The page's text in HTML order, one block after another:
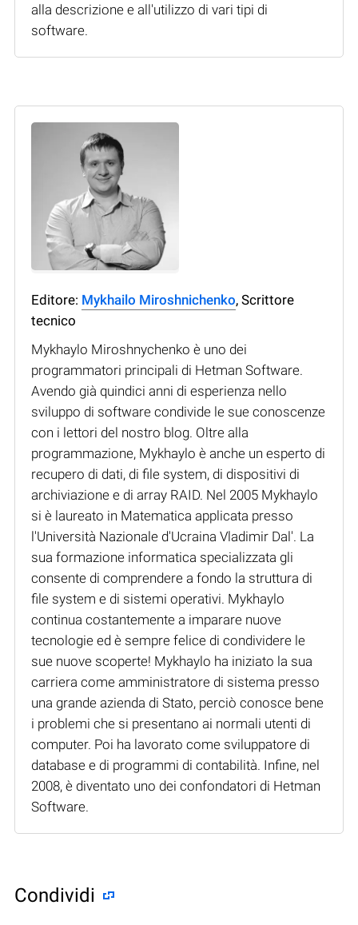
alla descrizione e all'utilizzo di vari tipi di
software.
Editore: Mykhailo Miroshnichenko, Scrittore
tecnico
Mykhaylo Miroshnychenko è uno dei
programmatori principali di Hetman Software.
Avendo già quindici anni di esperienza nello
sviluppo di software condivide le sue conoscenze
con i lettori del nostro blog. Oltre alla
programmazione, Mykhaylo è anche un esperto di
recupero di dati, di file system, di dispositivi di
archiviazione e di array RAID. Nel 2005 Mykhaylo
si è laureato in Matematica applicata presso
l'Università Nazionale d'Ucraina Vladimir Dal'. La
sua formazione informatica specializzata gli
consente di comprendere a fondo la struttura di
file system e di sistemi operativi. Mykhaylo
continua costantemente a imparare nuove
tecnologie ed è sempre felice di condividere le
sue nuove scoperte! Mykhaylo ha iniziato la sua
carriera come amministratore di sistema presso
una grande azienda di Stato, perciò conosce bene
i problemi che si presentano ai normali utenti di
computer. Poi ha lavorato come sviluppatore di
database e di programmi di contabilità. Infine, nel
2008, è diventato uno dei confondatori di Hetman
Software.
Condividi